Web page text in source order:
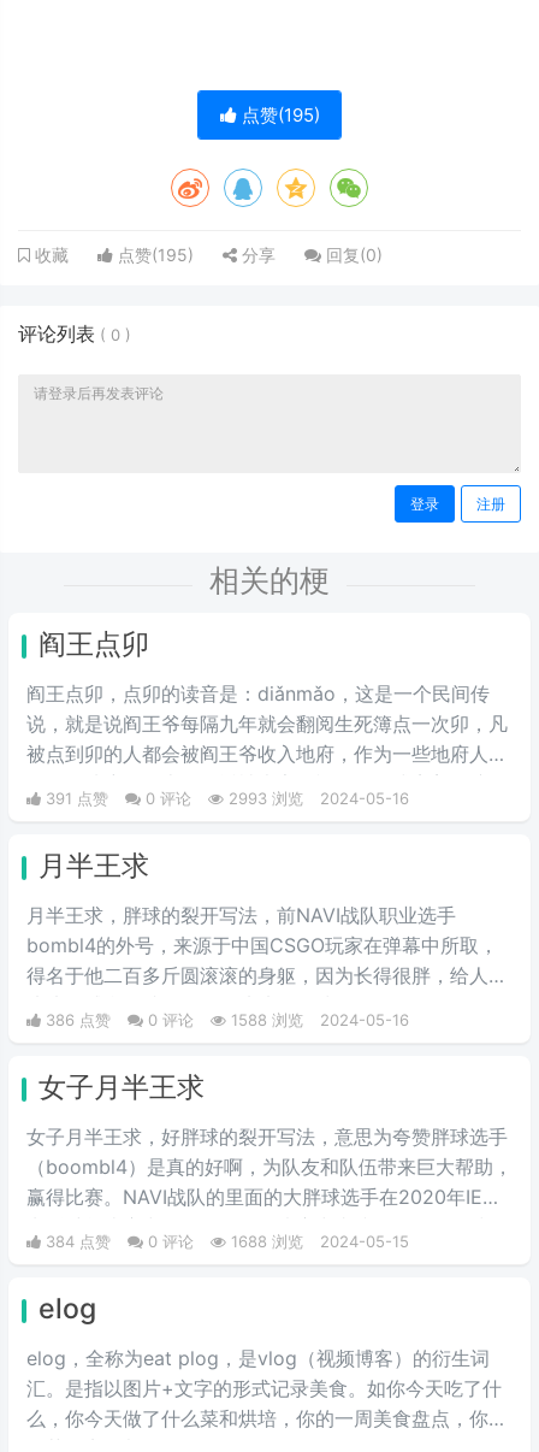
点赞(195)
收藏 点赞(195) 分享 回复(0)
评论列表 ( 0 )
登录 注册
相关的梗
阎王点卯
阎王点卯，点卯的读音是：diǎnmǎo，这是一个民间传
说，就是说阎王爷每隔九年就会翻阅生死簿点一次卯，凡
被点到卯的人都会被阎王爷收入地府，作为一些地府人
了出来。
391 点赞 0 评论 2993 浏览 2024-05-16
月半王求
月半王求，胖球的裂开写法，前NAVI战队职业选手
bombl4的外号，来源于中国CSGO玩家在弹幕中所取，
得名于他二百多斤圆滚滚的身躯，因为长得很胖，给人圆
386 点赞 0 评论 1588 浏览 2024-05-16
女子月半王求
女子月半王求，好胖球的裂开写法，意思为夸赞胖球选手
（boombl4）是真的好啊，为队友和队伍带来巨大帮助，
赢得比赛。NAVI战队的里面的大胖球选手在2020年IEM
带领NAVI战队战胜A队和G2，夺得冠军。
384 点赞 0 评论 1688 浏览 2024-05-15
elog
elog，全称为eat plog，是vlog（视频博客）的衍生词
汇。是指以图片+文字的形式记录美食。如你今天吃了什
么，你今天做了什么菜和烘培，你的一周美食盘点，你的